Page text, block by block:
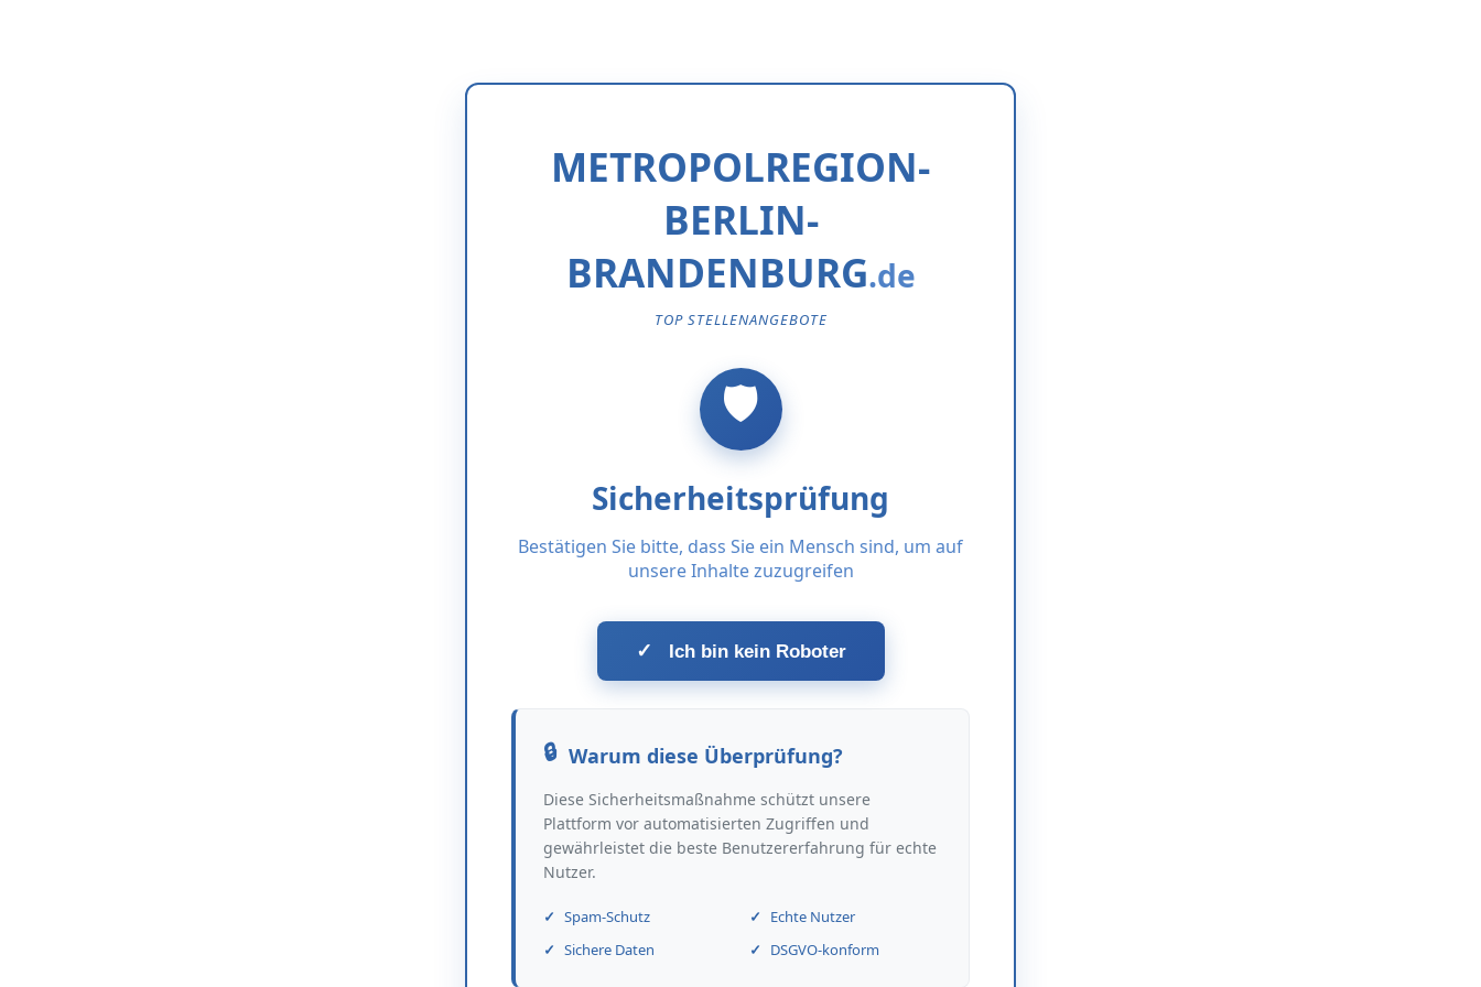
METROPOLREGION-
BERLIN-
BRANDENBURG
TOP STELLENANGEBOTE
Sicherheitsprüfung
Bestätigen Sie bitte, dass Sie ein Mensch sind, um auf
unsere Inhalte zuzugreifen
✓ Ich bin kein Roboter
Warum diese Überprüfung?
Diese Sicherheitsmaßnahme schützt unsere
Plattform vor automatisierten Zugriffen und
gewährleistet die beste Benutzererfahrung für echte
Nutzer.
Spam-Schutz
Echte Nutzer
Sichere Daten
DSGVO-konform